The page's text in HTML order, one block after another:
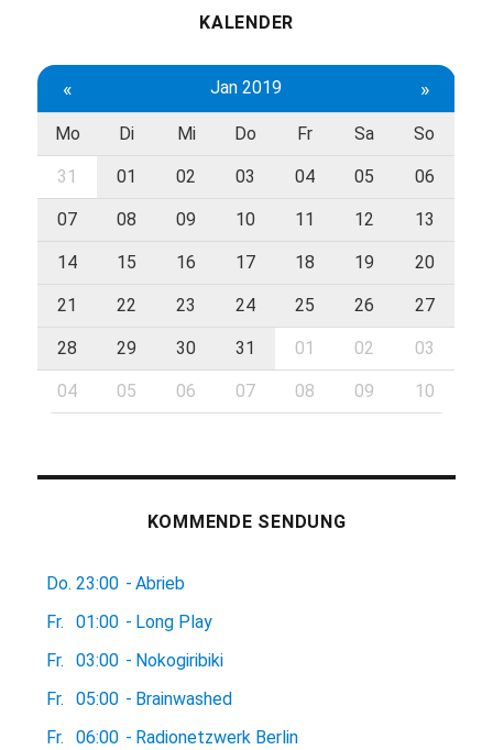
KALENDER
« Jan 2019 »
Mo Di Mi Do Fr Sa So
31 01 02 03 04 05 06
07 08 09 10 11 12 13
14 15 16 17 18 19 20
21 22 23 24 25 26 27
28 29 30 31 01 02 03
04 05 06 07 08 09 10
KOMMENDE SENDUNG
Do. 23:00 - Abrieb
Fr.
01:00 - Long Play
Fr.
03:00 - Nokogiribiki
Fr.
05:00 - Brainwashed
Fr.
06:00 - Radionetzwerk Berlin